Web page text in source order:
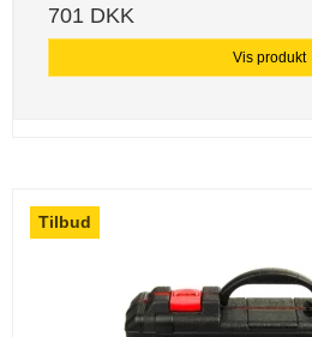
701 DKK
Vis produkt
Tilbud